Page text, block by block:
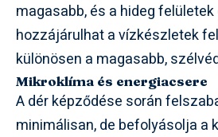
magasabb, és a hideg felületek
hozzájárulhat a vízkészletek
különösen a magasabb,
Mikroklíma és energiacsere
A dér képződése során
minimálisan, de befolyásolja a